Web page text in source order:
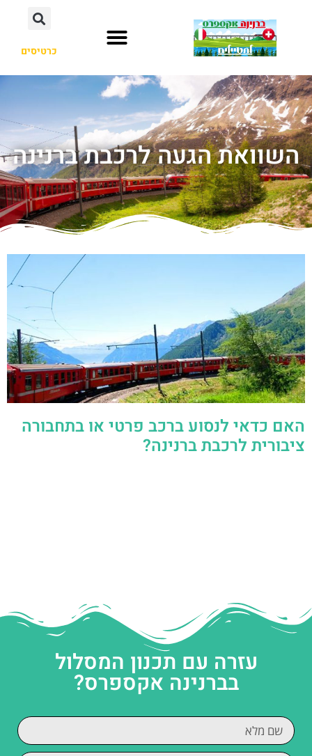
כרטיסים
השוואת הגעה לרכבת ברנינה
האם כדאי לנסוע ברכב פרטי או בתחבורה
ציבורית לרכבת ברנינה?
עזרה עם תכנון המסלול
בברנינה אקספרס?